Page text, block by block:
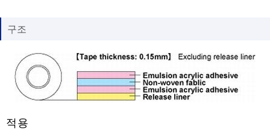
구조
적용